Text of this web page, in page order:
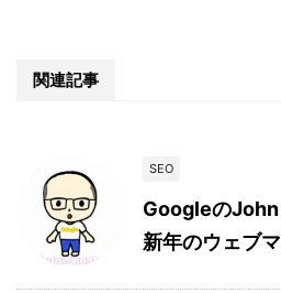
関連記事
SEO
Googleの
新年のウェブ